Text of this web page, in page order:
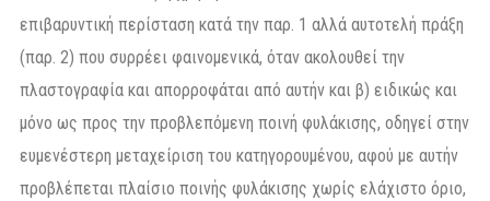
επιβαρυντική περίσταση κατά την παρ. 1 αλλά αυτοτελή πράξη
(παρ. 2) που συρρέει φαινομενικά, όταν ακολουθεί την
πλαστογραφία και απορροφάται από αυτήν και β) ειδικώς και
μόνο ως προς την προβλεπόμενη ποινή φυλάκισης, οδηγεί στην
ευμενέστερη μεταχείριση του κατηγορουμένου, αφού με αυτήν
προβλέπεται πλαίσιο ποινής φυλάκισης χωρίς ελάχιστο όριο,